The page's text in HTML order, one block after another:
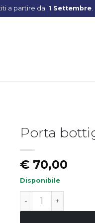
a partire dal 1 Settembre.
Porta
€ 70,00
Disponibile
Porta bottiglie